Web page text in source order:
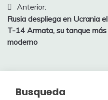
Navegación
de
entradas
Anterior:
Rusia despliega en Ucrania el
T-14 Armata, su tanque más
moderno
Busqueda